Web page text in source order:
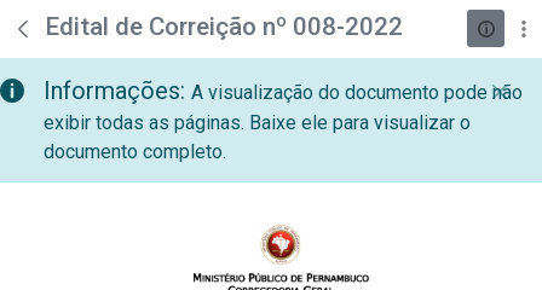
Pular para o Conteúdo principal
teste descricao
Edital de Correição nº 008-2022
Informações: A visualização do documento pode não
exibir todas as páginas. Baixe ele para visualizar o
documento completo.